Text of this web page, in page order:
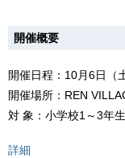
開催概要
開催日程：10月6日（
開催場所：REN
対 象：小学校1～3年
詳細